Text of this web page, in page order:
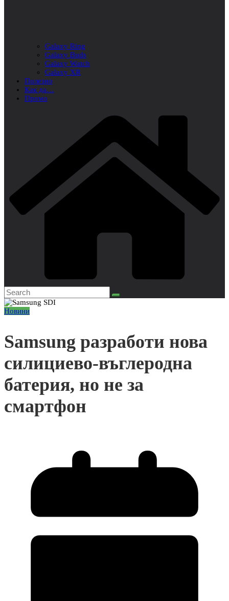
Galaxy Ring
Galaxy Buds
Galaxy Watch
Galaxy XR
Полезно
Как да…
Промо
Новини
Samsung разработи нова
силициево-въглеродна
батерия, но не за
смартфон